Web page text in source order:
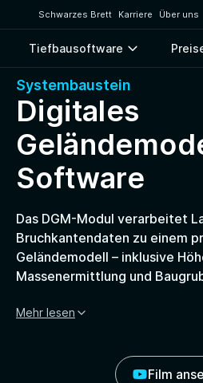
Schwarzes Brett Karriere Über uns
Tiefbausoftware
Systembaustein
Digitales
Software
Das DGM-Modul verarbeitet
Bruchkantendaten zu einem
Geländemodell – inklusive
Massenermittlung und
Mehr lesen
Film